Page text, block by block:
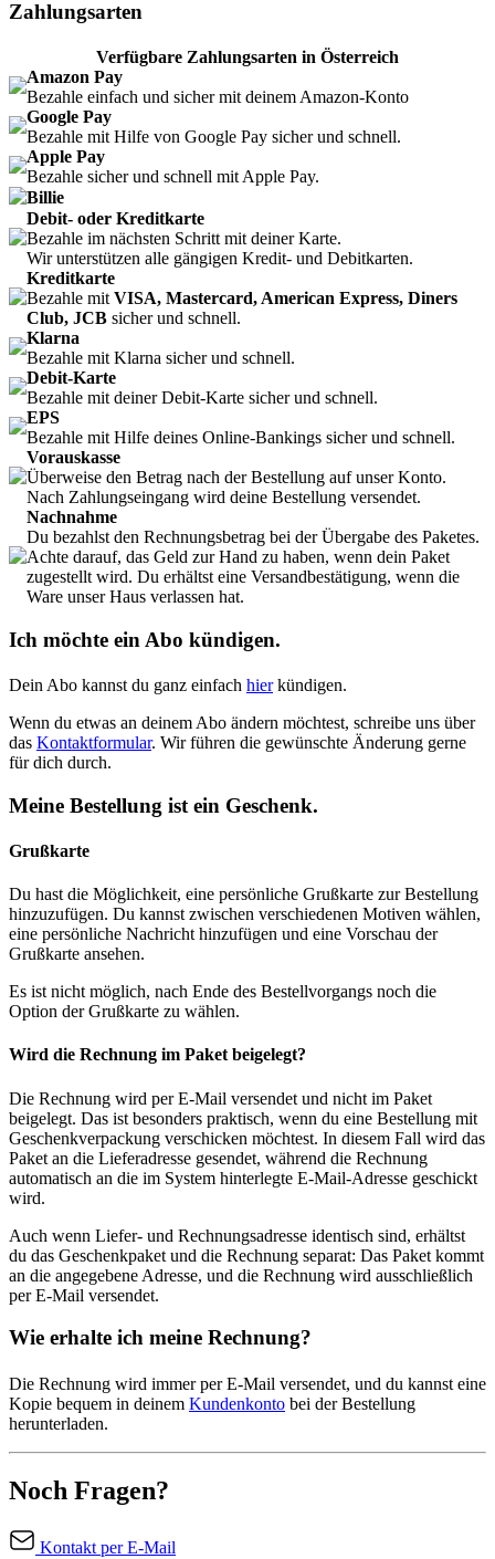
Zahlungsarten
Verfügbare Zahlungsarten in Österreich
Amazon Pay
Bezahle einfach und sicher mit deinem Amazon-Konto
Google Pay
Bezahle mit Hilfe von Google Pay sicher und schnell.
Apple Pay
Bezahle sicher und schnell mit Apple Pay.
Billie
Debit- oder Kreditkarte
Bezahle im nächsten Schritt mit deiner Karte.
Wir unterstützen alle gängigen Kredit- und Debitkarten.
Kreditkarte
Bezahle mit VISA, Mastercard, American Express, Diners
Club, JCB sicher und schnell.
Klarna
Bezahle mit Klarna sicher und schnell.
Debit-Karte
Bezahle mit deiner Debit-Karte sicher und schnell.
EPS
Bezahle mit Hilfe deines Online-Bankings sicher und schnell.
Vorauskasse
Überweise den Betrag nach der Bestellung auf unser Konto.
Nach Zahlungseingang wird deine Bestellung versendet.
Nachnahme
Du bezahlst den Rechnungsbetrag bei der Übergabe des Paketes.
Achte darauf, das Geld zur Hand zu haben, wenn dein Paket
zugestellt wird. Du erhältst eine Versandbestätigung, wenn die
Ware unser Haus verlassen hat.
Ich möchte ein Abo kündigen.
Dein Abo kannst du ganz einfach hierkündigen.
Wenn du etwas an deinem Abo ändern möchtest, schreibe uns über
das Kontaktformular. Wir führen die gewünschte Änderung gerne
für dich durch.
Meine Bestellung ist ein Geschenk.
Grußkarte
Du hast die Möglichkeit, eine persönliche Grußkarte zur Bestellung
hinzuzufügen. Du kannst zwischen verschiedenen Motiven wählen,
eine persönliche Nachricht hinzufügen und eine Vorschau der
Grußkarte ansehen.
Es ist nicht möglich, nach Ende des Bestellvorgangs noch die
Option der Grußkarte zu wählen.
Wird die Rechnung im Paket beigelegt?
Die Rechnung wird per E-Mail versendet und nicht im Paket
beigelegt. Das ist besonders praktisch, wenn du eine Bestellung mit
Geschenkverpackung verschicken möchtest. In diesem Fall wird das
Paket an die Lieferadresse gesendet, während die Rechnung
automatisch an die im System hinterlegte E-Mail-Adresse geschickt
wird.
Auch wenn Liefer- und Rechnungsadresse identisch sind, erhältst
du das Geschenkpaket und die Rechnung separat: Das Paket kommt
an die angegebene Adresse, und die Rechnung wird ausschließlich
per E-Mail versendet.
Wie erhalte ich meine Rechnung?
Die Rechnung wird immer per E-Mail versendet, und du kannst eine
Kopie bequem in deinem Kundenkonto bei der Bestellung
herunterladen.
Noch Fragen?
Kontakt per E-Mail